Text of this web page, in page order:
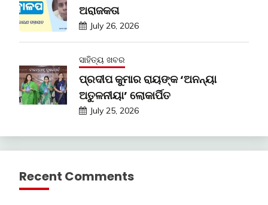
ଅରାଜକତା
July 26, 2026
ସାହିତ୍ୟ ଖବର
ପ୍ରଦୀପ କୁମାର ରାୟଙ୍କ ‘ଅନନ୍ୟା
ଅତୁଳନୀୟା’ ଲୋକାର୍ପିତ
July 25, 2026
Recent Comments